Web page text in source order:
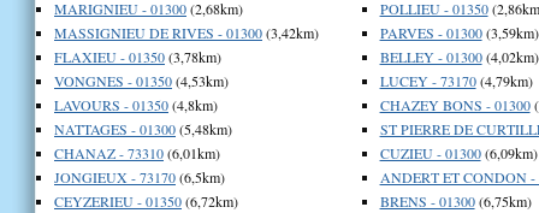
MARIGNIEU - 01300(2,68km)
MASSIGNIEU DE RIVES - 01300(3,42km)
FLAXIEU - 01350(3,78km)
VONGNES - 01350(4,53km)
LAVOURS - 01350(4,8km)
NATTAGES - 01300(5,48km)
CHANAZ - 73310(6,01km)
JONGIEUX - 73170(6,5km)
CEYZERIEU - 01350(6,72km)
POLLIEU - 01350
PARVES - 01300(3,59km)
BELLEY - 01300(4,02km)
LUCEY - 73170(4,79km)
CHAZEY BONS - 01300
ST PIERRE DE
CUZIEU - 01300(6,09km)
ANDERT ET CONDON -
BRENS - 01300(6,75km)